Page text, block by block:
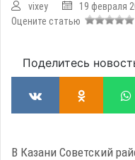
vixey 19 февраля
Оцените статью
Поделитесь
В Казани Советский